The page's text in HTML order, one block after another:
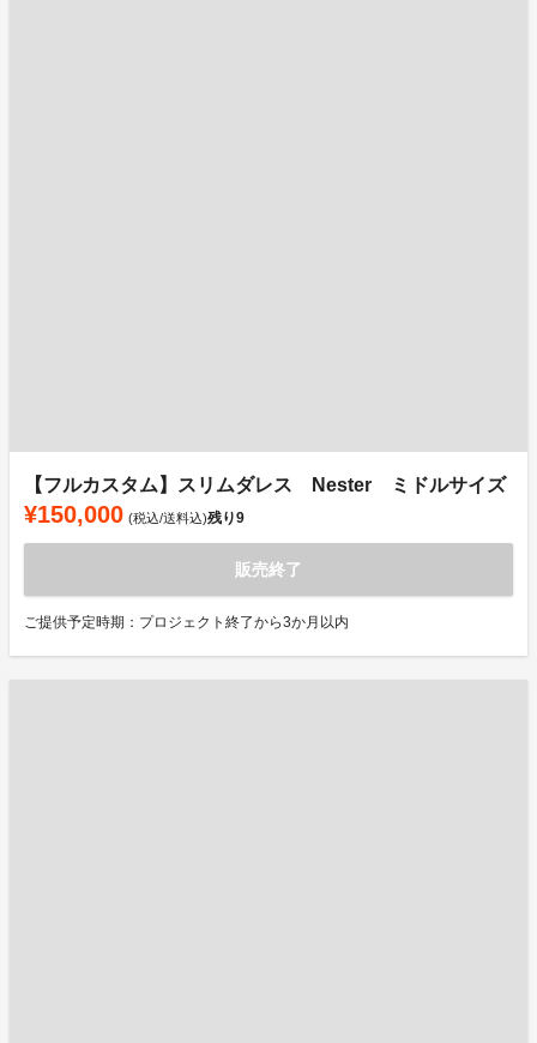
【フルカスタム】スリムダレス Nester ミドルサイズ
¥150,000 (税込/送料込)残り9
販売終了
ご提供予定時期：プロジェクト終了から3か月以内